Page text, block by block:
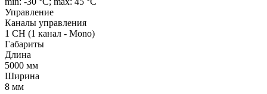
Управление
Каналы управления
1 CH (1 канал - Mono)
Габариты
Длина
5000 мм
Ширина
8 мм